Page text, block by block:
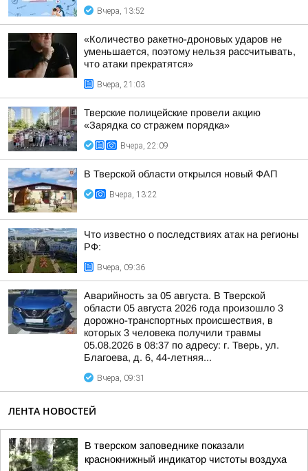
Вчера, 13:52
«Количество ракетно-дроновых ударов не
уменьшается, поэтому нельзя рассчитывать,
что атаки прекратятся»
Вчера, 21:03
Тверские полицейские провели акцию
«Зарядка со стражем порядка»
Вчера, 22:09
В Тверской области открылся новый ФАП
Вчера, 13:22
Что известно о последствиях атак на регионы
РФ:
Вчера, 09:36
Аварийность за 05 августа. В Тверской
области 05 августа 2026 года произошло 3
дорожно-транспортных происшествия, в
которых 3 человека получили травмы
05.08.2026 в 08:37 по адресу: г. Тверь, ул.
Благоева, д. 6, 44-летняя...
Вчера, 09:31
ЛЕНТА НОВОСТЕЙ
В тверском заповеднике показали
краснокнижный индикатор чистоты воздуха